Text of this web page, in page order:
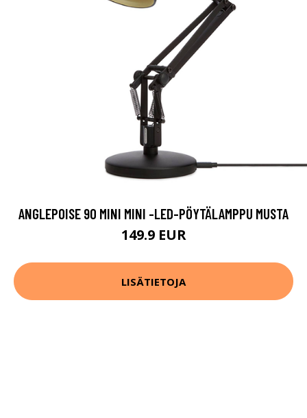
ANGLEPOISE 90 MINI MINI -LED-PÖYTÄLAMPPU MUSTA
149.9 EUR
LISÄTIETOJA